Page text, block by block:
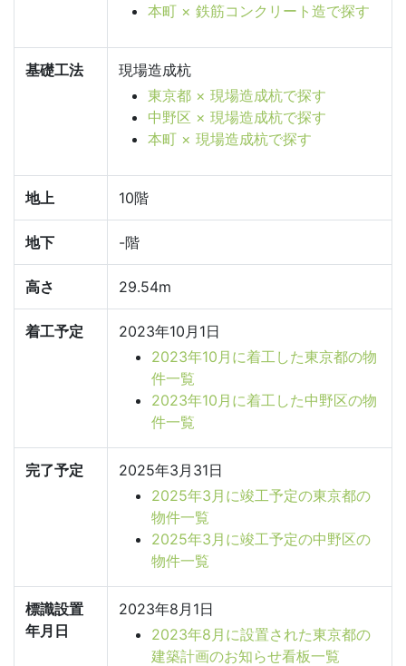
本町 × 鉄筋コンクリート造で探す
基礎工法
現場造成杭
東京都 × 現場造成杭で探す
中野区 × 現場造成杭で探す
本町 × 現場造成杭で探す
地上 10階
地下 -階
高さ 29.54m
着工予定
2023年10月1日
2023年10月に着工した東京都の物
件一覧
2023年10月に着工した中野区の物
件一覧
完了予定
2025年3月31日
2025年3月に竣工予定の東京都の
物件一覧
2025年3月に竣工予定の中野区の
物件一覧
標識設置
年月日
2023年8月1日
2023年8月に設置された東京都の
建築計画のお知らせ看板一覧